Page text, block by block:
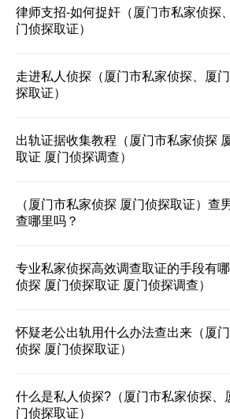
律师支招-如何捉奸（厦门市私家侦探
门侦探取证）
走进私人侦探（厦门市私家侦探、厦
探取证）
出轨证据收集教程（厦门市私家侦探
取证 厦门侦探调查）
（厦门市私家侦探 厦门侦探取证）查
查哪里吗？
专业私家侦探高效调查取证的手段有
侦探 厦门侦探取证 厦门侦探调查）
怀疑老公出轨用什么办法查出来（厦
侦探 厦门侦探取证）
什么是私人侦探?（厦门市私家侦探、
门侦探取证）